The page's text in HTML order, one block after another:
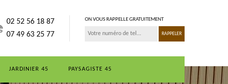
02 52 56 18 87
07 49 63 25 77
ON VOUS RAPPELLE GRATUITEMENT
JARDINIER 45 PAYSAGISTE 45